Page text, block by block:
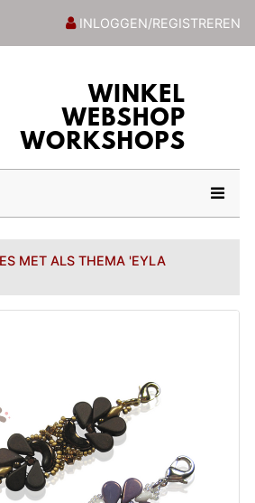
INLOGGEN/REGISTREREN
MET ALS THEMA 'EYLA